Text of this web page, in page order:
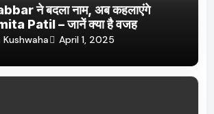
ने बदला नाम, अब कहलाएंगे
Patil – जानें क्या है वजह
April 1, 2025